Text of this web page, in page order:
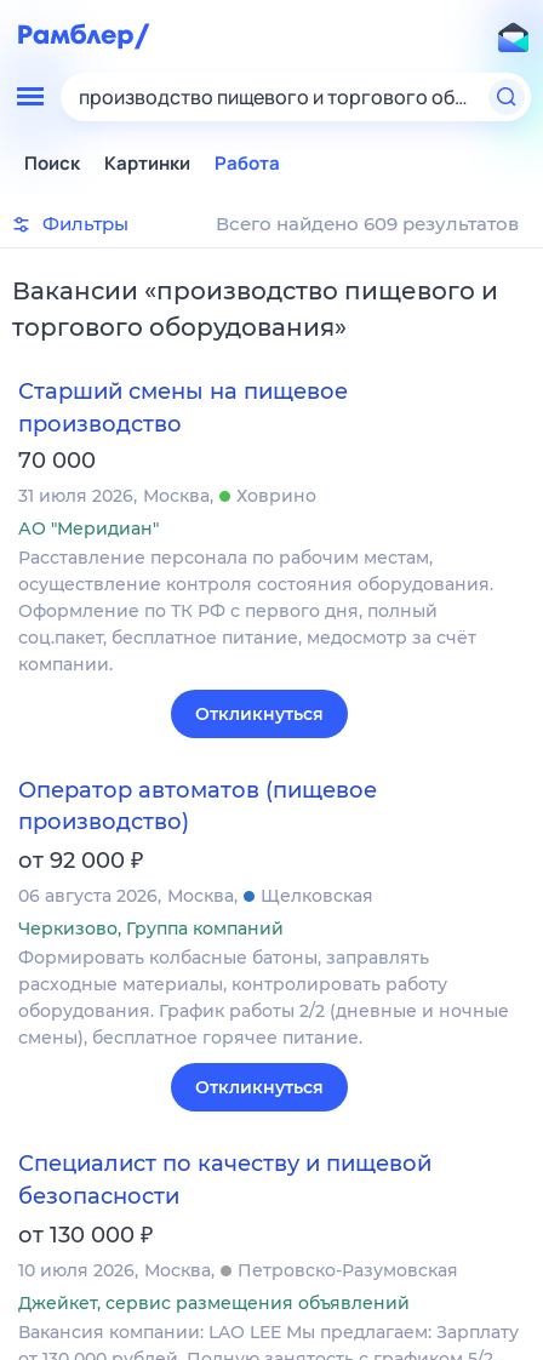
производство пищевого и торгового
Поиск Картинки Работа
Фильтры Всего найдено 609 результатов
Вакансии «производство пищевого и
торгового оборудования»
Старший смены на пищевое
производство
70 000
31 июля 2026 Москва
Ховрино
АО "Меридиан"
Расставление персонала по рабочим местам,
осуществление контроля состояния оборудования.
Оформление по ТК РФ с первого дня, полный
соц.пакет, бесплатное питание, медосмотр за счёт
компании.
Откликнуться
Оператор автоматов (пищевое
производство)
от 92 000 ₽
06 августа 2026 Москва
Щелковская
Черкизово, Группа компаний
Формировать колбасные батоны, заправлять
расходные материалы, контролировать работу
оборудования. График работы 2/2 (дневные и ночные
смены), бесплатное горячее питание.
Откликнуться
Специалист по качеству и пищевой
безопасности
от 130 000 ₽
10 июля 2026 Москва
Петровско-Разумовская
Джейкет, сервис размещения объявлений
Вакансия компании: LAO LEE Мы предлагаем: Зарплату